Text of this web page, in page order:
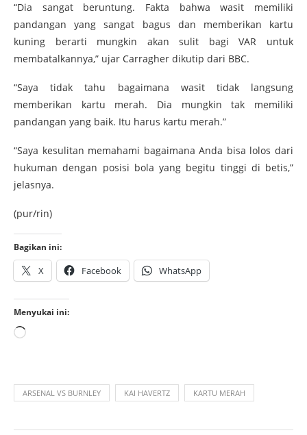
“Dia sangat beruntung. Fakta bahwa wasit memiliki
pandangan yang sangat bagus dan memberikan kartu
kuning berarti mungkin akan sulit bagi VAR untuk
membatalkannya,” ujar Carragher dikutip dari BBC.
“Saya tidak tahu bagaimana wasit tidak langsung
memberikan kartu merah. Dia mungkin tak memiliki
pandangan yang baik. Itu harus kartu merah.”
“Saya kesulitan memahami bagaimana Anda bisa lolos dari
hukuman dengan posisi bola yang begitu tinggi di betis,”
jelasnya.
(pur/rin)
Bagikan ini:
X Facebook WhatsApp
Menyukai ini:
ARSENAL VS BURNLEY KAI HAVERTZ KARTU MERAH